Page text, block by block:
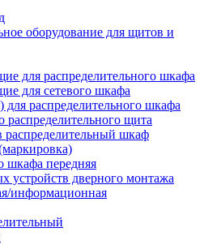
оборудование для щитов и
для распределительного шкафа
для сетевого шкафа
для распределительного шкафа
щита
распределительный шкаф
шкафа передняя
устройств дверного монтажа
информационная